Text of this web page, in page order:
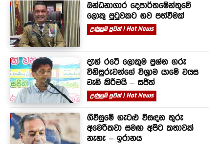
බන්ධනාගාර දෙපාර්තමේන්තුවේ
ලොකු පුටුවකට නව පත්වීමක්
උණුසුම් පුවත් | Hot News
දැන් රටේ ලොකුම ප්‍රශ්න ගරු
විනිසුරුවන්ගේ විශ්‍රාම යාමේ වයස
වැඩි කිරීමයි – සජිත්
උණුසුම් පුවත් | Hot News
ගිවිසුමේ ගැටළු විසඳන තුරු
අමෙරිකවා සමඟ අපිට කතාවක්
නැහැ – ඉරානය